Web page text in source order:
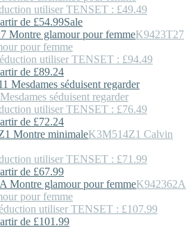
utiliser TENSET : £49.49
de £54.99Sale
K9423T27
pour femme
utiliser TENSET : £94.49
de £89.24
Mesdames séduisent regarder
utiliser TENSET : £76.49
de £72.24
K3M514Z1 Calvin
utiliser TENSET : £71.99
de £67.99
K942362A
pour femme
utiliser TENSET : £107.99
de £101.99